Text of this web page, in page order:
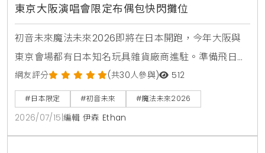
東京大阪演唱會限定布偶包快閃攤位
初音未來魔法未來2026即將在日本開跑，今年大阪與
東京會場都有日本知名玩具雜貨廠商進駐。準備飛日本
看演唱會的台灣粉絲，趕快來看看這次有哪些現場必搶
的布偶包與透明痛包配件，幫自己規劃一趟最完美的日
本追星之旅。
網友評分 (共30人參與) 512
#日本限定 #初音未來 #魔法未來2026
2026/07/15 編輯 伊森 Ethan